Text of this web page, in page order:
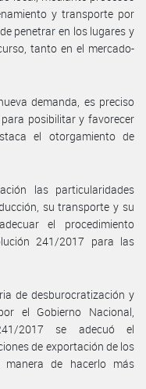
y transporte por
penetrar en los lugares y
tanto en el mercado-
demanda, es preciso
posibilitar y favorecer
el otorgamiento de
las particularidades
su transporte y su
el procedimiento
241/2017 para las
de desburocratización y
el Gobierno Nacional,
2017 se adecuó el
de exportación de los
de hacerlo más